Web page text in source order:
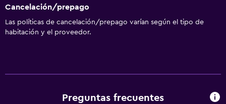
Seguridad las 24 horas
Tina de baño
Cancelación/prepago
Las políticas de cancelación/prepago varían según el tipo de
habitación y el proveedor.
Preguntas frecuentes